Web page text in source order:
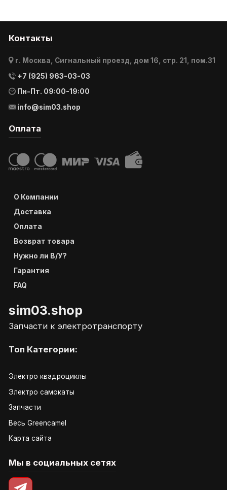
Контакты
г. Москва, Сигнальный проезд, дом 16, стр. 21, пом.31
+7 (925) 963-03-03
Пн-Пт. 09:00-19:00
info@sim03.shop
Оплата
О Компании
Доставка
Оплата
Возврат товара
Нужно ли В/У?
Гарантия
FAQ
sim03.shop
Запчасти к электротранспорту
Топ Категории:
Электро квадроциклы
Электро самокаты
Запчасти
Весь Greencamel
Карта сайта
Мы в социальных сетях